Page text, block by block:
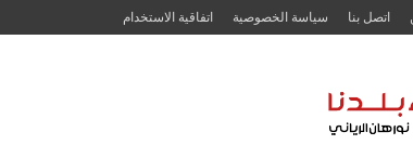
اتصل بنا سياسة الخصوصية اتفاقية الاستخدام